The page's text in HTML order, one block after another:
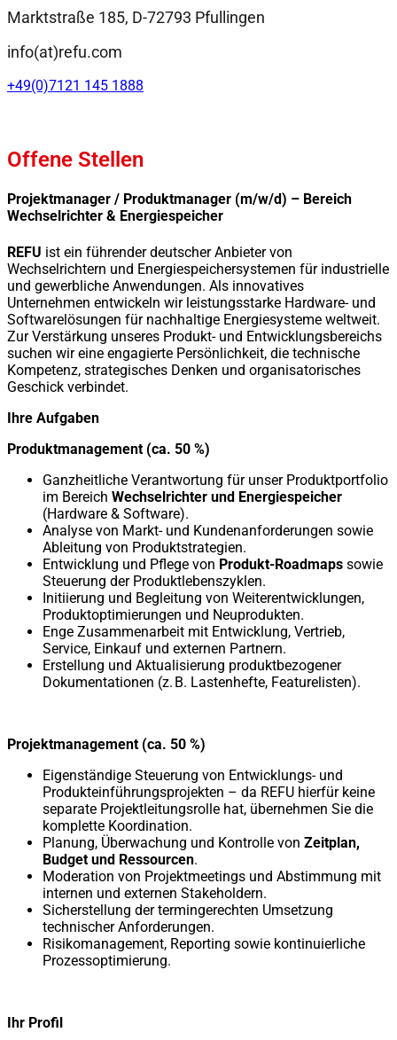
Marktstraße 185, D-72793 Pfullingen
info(at)refu.com
+49(0)7121 145 1888
Offene Stellen
Projektmanager / Produktmanager (m/w/d) – Bereich
Wechselrichter & Energiespeicher
REFU ist ein führender deutscher Anbieter von
Wechselrichtern und Energiespeichersystemen für industrielle
und gewerbliche Anwendungen. Als innovatives
Unternehmen entwickeln wir leistungsstarke Hardware- und
Softwarelösungen für nachhaltige Energiesysteme weltweit.
Zur Verstärkung unseres Produkt- und Entwicklungsbereichs
suchen wir eine engagierte Persönlichkeit, die technische
Kompetenz, strategisches Denken und organisatorisches
Geschick verbindet.
Ihre Aufgaben
Produktmanagement (ca. 50 %)
Ganzheitliche Verantwortung für unser Produktportfolio
im Bereich Wechselrichter und Energiespeicher
(Hardware & Software).
Analyse von Markt- und Kundenanforderungen sowie
Ableitung von Produktstrategien.
Entwicklung und Pflege von Produkt-Roadmaps sowie
Steuerung der Produktlebenszyklen.
Initiierung und Begleitung von Weiterentwicklungen,
Produktoptimierungen und Neuprodukten.
Enge Zusammenarbeit mit Entwicklung, Vertrieb,
Service, Einkauf und externen Partnern.
Erstellung und Aktualisierung produktbezogener
Dokumentationen (z. B. Lastenhefte, Featurelisten).
Projektmanagement (ca. 50 %)
Eigenständige Steuerung von Entwicklungs- und
Produkteinführungsprojekten – da REFU hierfür keine
separate Projektleitungsrolle hat, übernehmen Sie die
komplette Koordination.
Planung, Überwachung und Kontrolle von Zeitplan,
Budget und Ressourcen.
Moderation von Projektmeetings und Abstimmung mit
internen und externen Stakeholdern.
Sicherstellung der termingerechten Umsetzung
technischer Anforderungen.
Risikomanagement, Reporting sowie kontinuierliche
Prozessoptimierung.
Ihr Profil